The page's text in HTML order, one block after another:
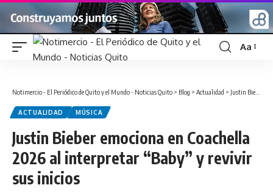
Font
Aa
Notimercio - El Periódico de Quito y el Mundo - Noticias Quito > Blog > Actualidad > Justin Bieber emociona en Coachella 2026 al interpretar “Baby” y revivir sus inicios
ACTUALIDAD MÚSICA
Justin Bieber emociona en Coachella
2026 al interpretar “Baby” y revivir
sus inicios